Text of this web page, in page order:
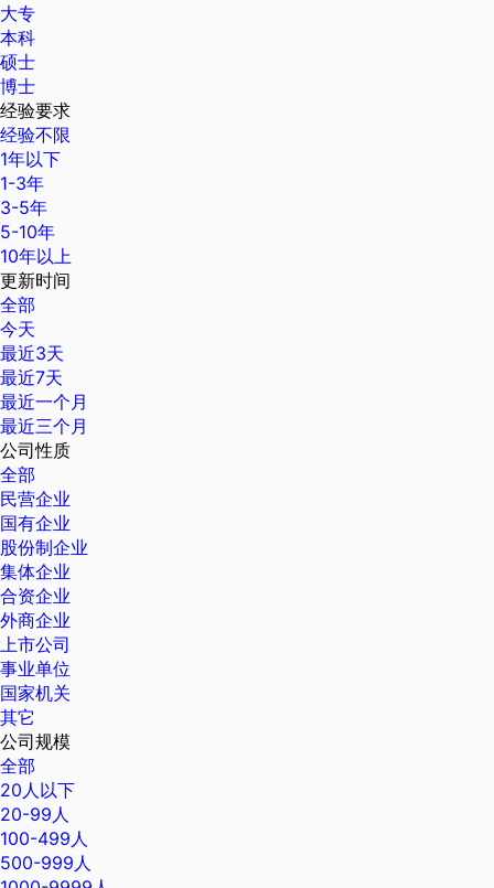
大专
本科
硕士
博士
经验要求
经验不限
1年以下
1-3年
3-5年
5-10年
10年以上
更新时间
全部
今天
最近3天
最近7天
最近一个月
最近三个月
公司性质
全部
民营企业
国有企业
股份制企业
集体企业
合资企业
外商企业
上市公司
事业单位
国家机关
其它
公司规模
全部
20人以下
20-99人
100-499人
500-999人